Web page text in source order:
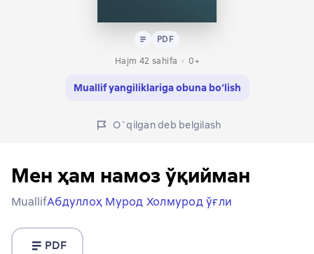
Matn PDF
PDF
Hajm 42 sahifa
0+
Muallif yangiliklariga obuna bo‘lish
O`qilgan deb belgilash
Мен ҳам намоз ўқийман
MuallifАбдуллоҳ Мурод Холмурод ўғли
PDF